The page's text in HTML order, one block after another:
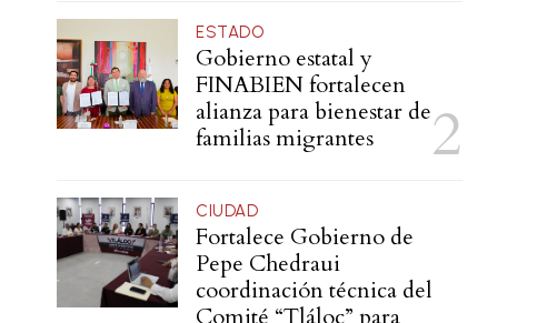
ESTADO
Gobierno estatal y
FINABIEN fortalecen
alianza para bienestar de
familias migrantes
CIUDAD
Fortalece Gobierno de
Pepe Chedraui
coordinación técnica del
Comité “Tláloc” para